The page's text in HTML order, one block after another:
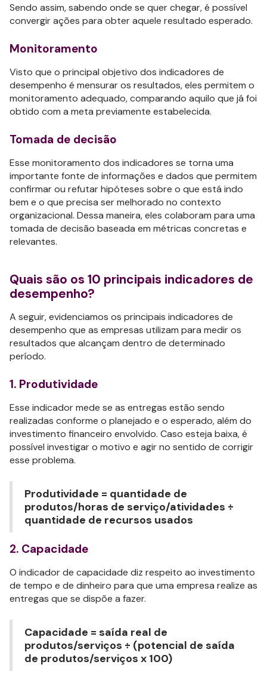
Sendo assim, sabendo onde se quer chegar, é possível
convergir ações para obter aquele resultado esperado.
Monitoramento
Visto que o principal objetivo dos indicadores de
desempenho é mensurar os resultados, eles permitem o
monitoramento adequado, comparando aquilo que já foi
obtido com a meta previamente estabelecida.
Tomada de decisão
Esse monitoramento dos indicadores se torna uma
importante fonte de informações e dados que permitem
confirmar ou refutar hipóteses sobre o que está indo
bem e o que precisa ser melhorado no contexto
organizacional. Dessa maneira, eles colaboram para uma
tomada de decisão baseada em métricas concretas e
relevantes.
Quais são os 10 principais indicadores de
desempenho?
A seguir, evidenciamos os principais indicadores de
desempenho que as empresas utilizam para medir os
resultados que alcançam dentro de determinado
período.
1. Produtividade
Esse indicador mede se as entregas estão sendo
realizadas conforme o planejado e o esperado, além do
investimento financeiro envolvido. Caso esteja baixa, é
possível investigar o motivo e agir no sentido de corrigir
esse problema.
Produtividade = quantidade de
produtos/horas de serviço/atividades ÷
quantidade de recursos usados
2. Capacidade
O indicador de capacidade diz respeito ao investimento
de tempo e de dinheiro para que uma empresa realize as
entregas que se dispõe a fazer.
Capacidade = saída real de
produtos/serviços ÷ (potencial de saída
de produtos/serviços x 100)